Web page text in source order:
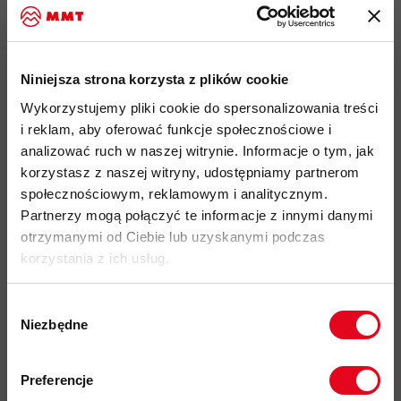
Niniejsza strona korzysta z plików cookie
Wykorzystujemy pliki cookie do spersonalizowania treści
i reklam, aby oferować funkcje społecznościowe i
analizować ruch w naszej witrynie. Informacje o tym, jak
korzystasz z naszej witryny, udostępniamy partnerom
społecznościowym, reklamowym i analitycznym.
Partnerzy mogą połączyć te informacje z innymi danymi
otrzymanymi od Ciebie lub uzyskanymi podczas
korzystania z ich usług.
zgody
Niezbędne
Preferencje
płaska konstrukcja szwów
zapewnia wysoki komfort i
zapobiega otarciom pod plecakiem
recyklingu, certyfikat Bluesign®, Fair Wear
kod produktu: 1014-10394
Więcej o produkcie
Specyfikacja
Zastosowane technologie
odbierz